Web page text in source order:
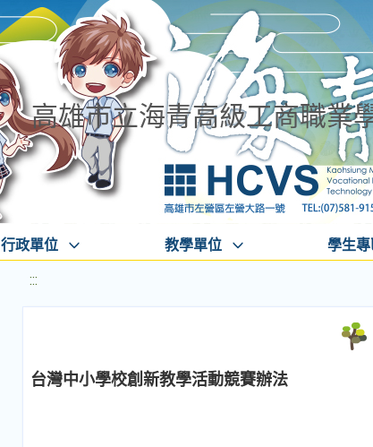
高雄市立海青高級工商職業
行政單位 教學單位 學生
:::
台灣中小學校創新教學活動競賽辦法